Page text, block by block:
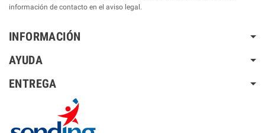
información de contacto en el aviso legal.
INFORMACIÓN
AYUDA
ENTREGA